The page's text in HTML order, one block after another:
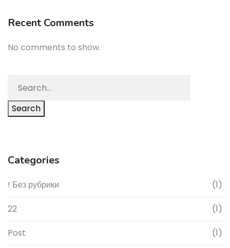
Recent Comments
No comments to show.
Search
Categories
! Без рубрики (1)
22 (1)
Post (1)